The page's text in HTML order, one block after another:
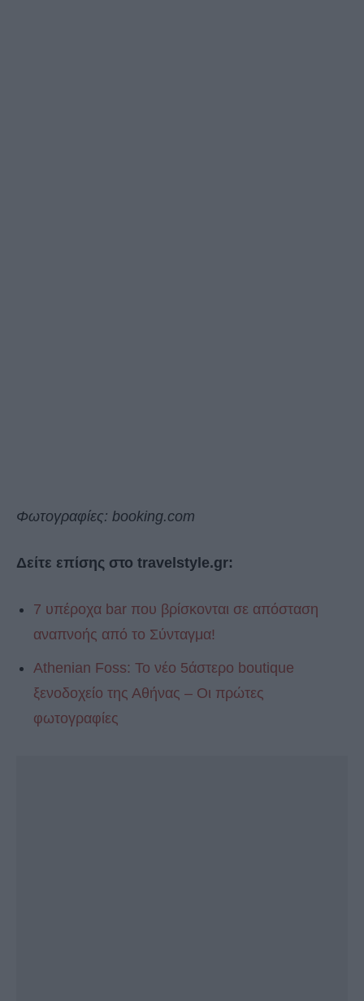
Φωτογραφίες: booking.com
Δείτε επίσης στο travelstyle.gr:
7 υπέροχα bar που βρίσκονται σε απόσταση
αναπνοής από το Σύνταγμα!
Athenian Foss: Το νέο 5άστερο boutique
ξενοδοχείο της Αθήνας – Οι πρώτες
φωτογραφίες